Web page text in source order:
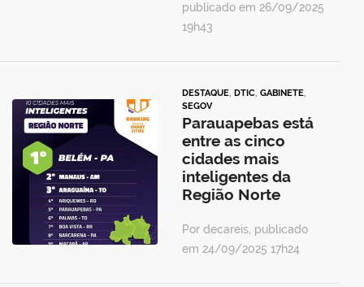
publicado em 26/09/2025
19h43
DESTAQUE, DTIC, GABINETE,
SEGOV
Parauapebas está
entre as cinco
cidades mais
inteligentes da
Região Norte
Por decareis, publicado
em 24/09/2025 17h24